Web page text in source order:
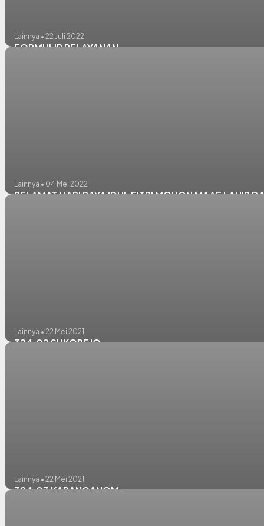
Lainnya • 22 Juli 2022
FORMULIR PELAYANAN
Lainnya • 04 Mei 2022
SELAMAT HARI RAYA IDUL FITRI MOHON MAAF LAHIR
Lainnya • 22 Mei 2021
324.02 SUKOREJO
Lainnya • 22 Mei 2021
324.03 KARANGANOM